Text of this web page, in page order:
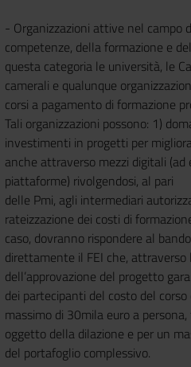
- Organizzazioni attive nel campo
competenze, della formazione e
questa categoria le università, le
camerali e qualunque
corsi a pagamento di formazione
Tali organizzazioni possono: 1)
investimenti in progetti per
anche attraverso mezzi digitali (ad
piattaforme) rivolgendosi, al pari
delle Pmi, agli intermediari
rateizzazione dei costi di
caso, dovranno rispondere al
direttamente il FEI che,
dell’approvazione del progetto
dei partecipanti del costo del
massimo di 30mila euro a
oggetto della dilazione e per un
del portafoglio complessivo.